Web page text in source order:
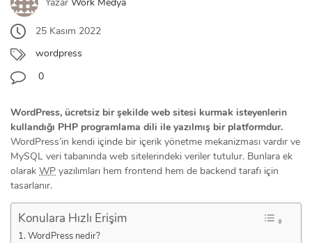
25 Kasım 2022
wordpress
0
WordPress, ücretsiz bir şekilde web sitesi kurmak isteyenlerin
kullandığı PHP programlama dili ile yazılmış bir platformdur.
WordPress’in kendi içinde bir içerik yönetme mekanizması vardır ve
MySQL veri tabanında web sitelerindeki veriler tutulur. Bunlara ek
olarak WP yazılımları hem frontend hem de backend tarafı için
tasarlanır.
Konulara Hızlı Erişim
WordPress nedir?